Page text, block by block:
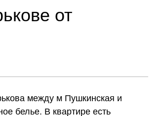
от
между м Пушкинская и
белье. В квартире есть